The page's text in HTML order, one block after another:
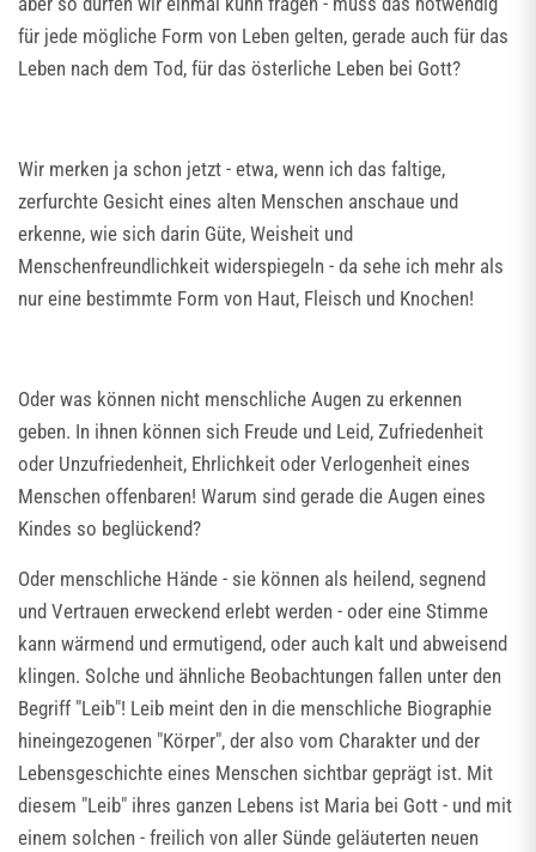
für jede mögliche Form von Leben gelten, gerade auch für das
Leben nach dem Tod, für das österliche Leben bei Gott?
Wir merken ja schon jetzt - etwa, wenn ich das faltige,
zerfurchte Gesicht eines alten Menschen anschaue und
erkenne, wie sich darin Güte, Weisheit und
Menschenfreundlichkeit widerspiegeln - da sehe ich mehr als
nur eine bestimmte Form von Haut, Fleisch und Knochen!
Oder was können nicht menschliche Augen zu erkennen
geben. In ihnen können sich Freude und Leid, Zufriedenheit
oder Unzufriedenheit, Ehrlichkeit oder Verlogenheit eines
Menschen offenbaren! Warum sind gerade die Augen eines
Kindes so beglückend?
Oder menschliche Hände - sie können als heilend, segnend
und Vertrauen erweckend erlebt werden - oder eine Stimme
kann wärmend und ermutigend, oder auch kalt und abweisend
klingen. Solche und ähnliche Beobachtungen fallen unter den
Begriff "Leib"! Leib meint den in die menschliche Biographie
hineingezogenen "Körper", der also vom Charakter und der
Lebensgeschichte eines Menschen sichtbar geprägt ist. Mit
diesem "Leib" ihres ganzen Lebens ist Maria bei Gott - und mit
einem solchen - freilich von aller Sünde geläuterten neuen